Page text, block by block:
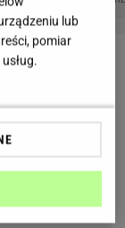
lub
pomiar